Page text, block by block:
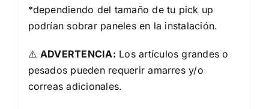
*dependiendo del tamaño de tu pick up
podrían sobrar paneles en la instalación.
⚠️ ADVERTENCIA: Los artículos grandes o
pesados pueden requerir amarres y/o
correas adicionales.